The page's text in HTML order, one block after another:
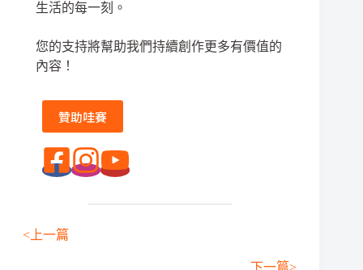
生活的每一刻。
您的支持將幫助我們持續創作更多有價值的
內容！
贊助哇賽
<上一篇